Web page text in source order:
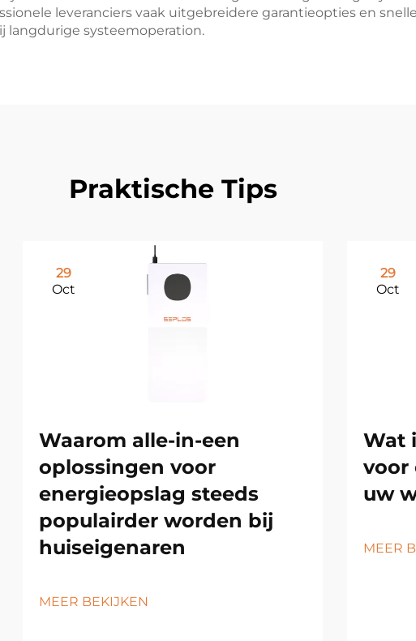
leveranciers vaak uitgebreidere garantieopties en
langdurige systeemoperation.
Praktische Tips
29
Oct
Waarom alle-in-een
oplossingen voor
energieopslag steeds
populairder worden bij
huiseigenaren
MEER BEKIJKEN
29
Oct
Wat
voor
uw
MEER